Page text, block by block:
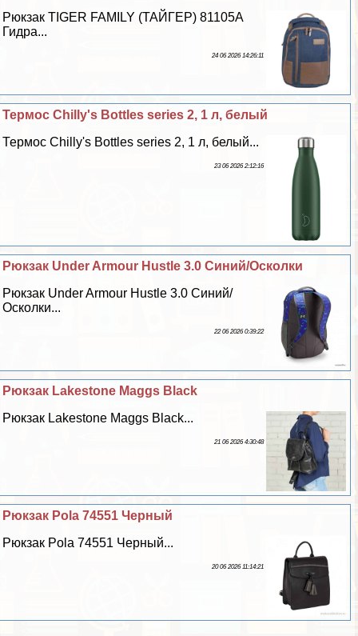
Рюкзак TIGER FAMILY (ТАЙГЕР) 81105A
Гидра...
24 06 2026 14:26:11
Термос Chilly's Bottles series 2, 1 л, белый
Термос Chilly's Bottles series 2, 1 л, белый...
23 06 2026 2:12:16
Рюкзак Under Armour Hustle 3.0 Синий/Осколки
Рюкзак Under Armour Hustle 3.0 Синий/
Осколки...
22 06 2026 0:39:22
Рюкзак Lakestone Maggs Black
Рюкзак Lakestone Maggs Black...
21 06 2026 4:30:48
Рюкзак Pola 74551 Черный
Рюкзак Pola 74551 Черный...
20 06 2026 11:14:21